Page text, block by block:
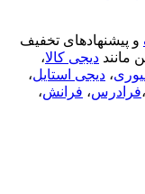
و پیشنهادهای تخفیف
مانند دیجی کالا،
، دیجی استایل،
،فرادرس، فرانش،